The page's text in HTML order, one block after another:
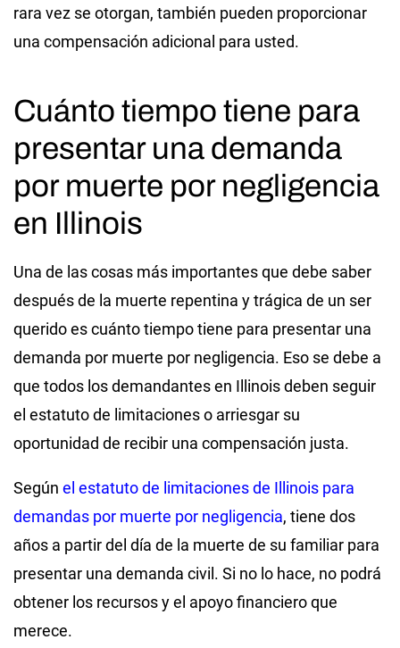
rara vez se otorgan, también pueden proporcionar
una compensación adicional para usted.
Cuánto tiempo tiene para
presentar una demanda
por muerte por negligencia
en Illinois
Una de las cosas más importantes que debe saber
después de la muerte repentina y trágica de un ser
querido es cuánto tiempo tiene para presentar una
demanda por muerte por negligencia. Eso se debe a
que todos los demandantes en Illinois deben seguir
el estatuto de limitaciones o arriesgar su
oportunidad de recibir una compensación justa.
Según el estatuto de limitaciones de Illinois para
demandas por muerte por negligencia, tiene dos
años a partir del día de la muerte de su familiar para
presentar una demanda civil. Si no lo hace, no podrá
obtener los recursos y el apoyo financiero que
merece.